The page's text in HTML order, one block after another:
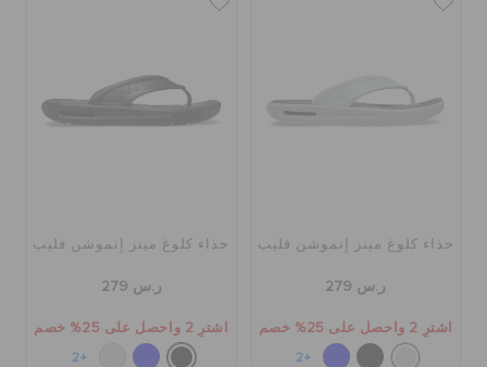
حذاء كلوغ مينز إنموشن فليب
ر.س 279
اشترِ 2 واحصل على 25% خصم
+2
حذاء كلوغ مينز إنموشن فليب
ر.س 279
اشترِ 2 واحصل على 25% خصم
+2